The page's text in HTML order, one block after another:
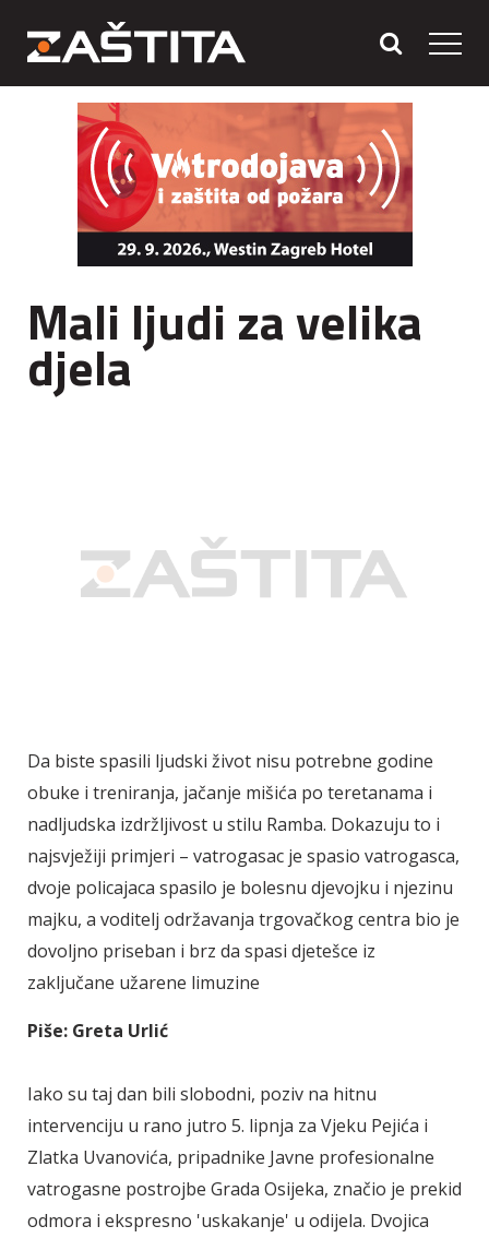
Mali ljudi za velika
djela
Da biste spasili ljudski život nisu potrebne godine
obuke i treniranja, jačanje mišića po teretanama i
nadljudska izdržljivost u stilu Ramba. Dokazuju to i
najsvježiji primjeri – vatrogasac je spasio vatrogasca,
dvoje policajaca spasilo je bolesnu djevojku i njezinu
majku, a voditelj održavanja trgovačkog centra bio je
dovoljno priseban i brz da spasi djetešce iz
zaključane užarene limuzine
Piše: Greta Urlić
Iako su taj dan bili slobodni, poziv na hitnu
intervenciju u rano jutro 5. lipnja za Vjeku Pejića i
Zlatka Uvanovića, pripadnike Javne profesionalne
vatrogasne postrojbe Grada Osijeka, značio je prekid
odmora i ekspresno 'uskakanje' u odijela. Dvojica